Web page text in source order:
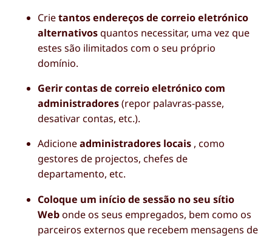
Crietantos endereços de correio eletrónico
alternativos quantos necessitar, uma vez que
estes são ilimitados com o seu próprio
domínio.
Gerir contas de correio eletrónico com
administradores(repor palavras-passe,
desativar contas, etc.).
Adicioneadministradores locais , como
gestores de projectos, chefes de
departamento, etc.
Coloque um início de sessão no seu sítio
Web onde os seus empregados, bem como os
parceiros externos que recebem mensagens de